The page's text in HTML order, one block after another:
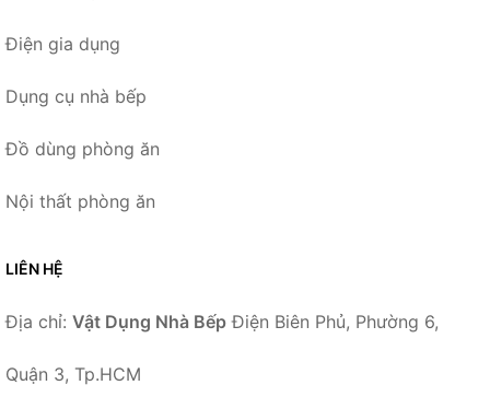
Điện gia dụng
Dụng cụ nhà bếp
Đồ dùng phòng ăn
Nội thất phòng ăn
LIÊN HỆ
Địa chỉ: Vật Dụng Nhà Bếp Điện Biên Phủ, Phường 6,
Quận 3, Tp.HCM